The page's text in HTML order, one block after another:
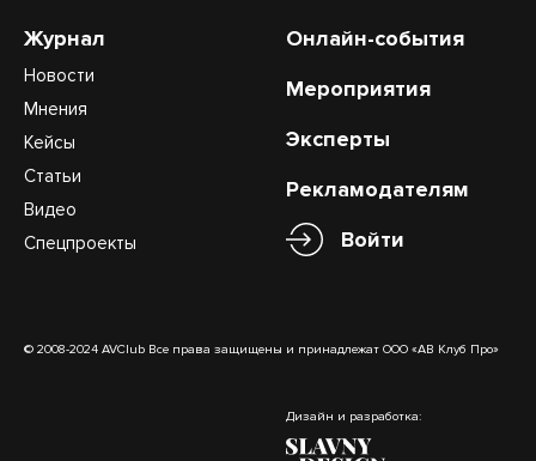
Журнал
Новости
Мнения
Кейсы
Статьи
Видео
Спецпроекты
Онлайн-события
Мероприятия
Эксперты
Рекламодателям
Войти
© 2008-2024 AVClub Все права защищены и принадлежат ООО «АВ Клуб Про»
Дизайн и разработка: